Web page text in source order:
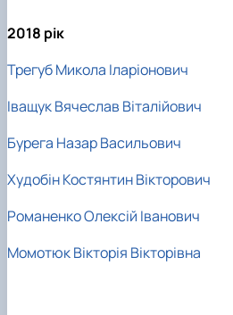
2018 рік
Трегуб Микола Іларіонович
Іващук Вячеслав Віталійович
Бурега Назар Васильович
Худобін Костянтин Вікторович
Романенко Олексій Іванович
Момотюк Вікторія Вікторівна